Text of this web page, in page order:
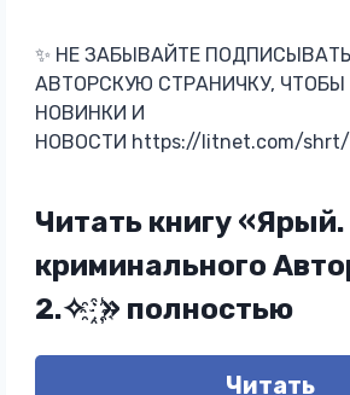
✨ НЕ ЗАБЫВАЙТЕ
АВТОРСКУЮ СТРАНИЧКУ,
НОВИНКИ И
НОВОСТИ https://litnet.com/shrt/
Читать книгу
криминального
2.✧ ҈ ҉» полностью
Читать